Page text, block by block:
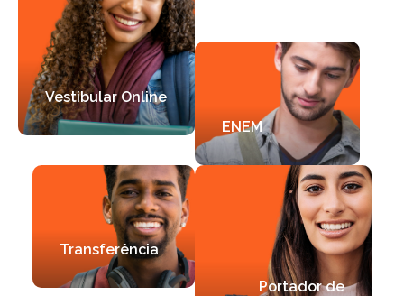
Vestibular Online
ENEM
Transferência
Portador de